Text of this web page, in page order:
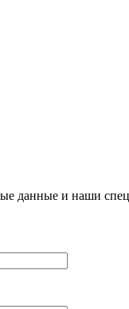
данные и наши